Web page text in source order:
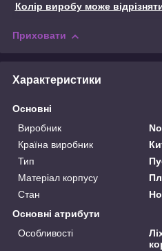
Колір виробу може
Приховати
Характеристики
Основні
Виробник
Країна виробник
Тип
Матеріал корпусу
Стан
Основні атрибути
Особливості